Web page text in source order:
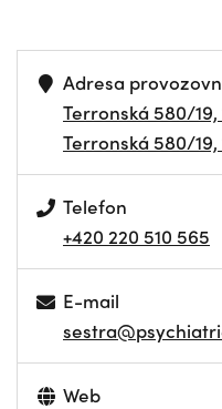
Adresa
Terronská 580/
Terronská 580/
Telefon
+420 220 510 565
E-mail
Web